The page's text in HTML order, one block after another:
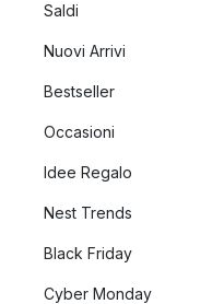
Saldi
Nuovi Arrivi
Bestseller
Occasioni
Idee Regalo
Nest Trends
Black Friday
Cyber Monday